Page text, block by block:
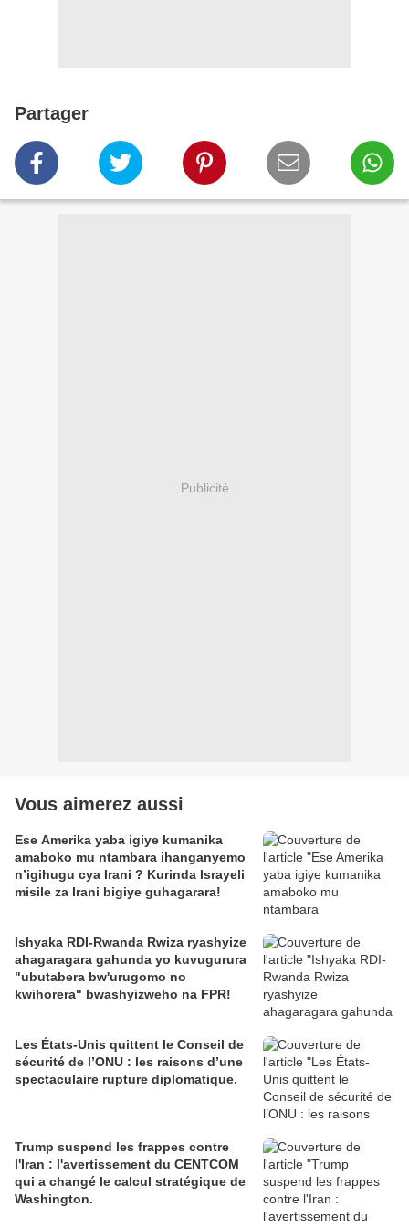
Partager
Publicité
Vous aimerez aussi
Ese Amerika yaba igiye kumanika
amaboko mu ntambara ihanganyemo
n’igihugu cya Irani ? Kurinda Israyeli
misile za Irani bigiye guhagarara!
Ishyaka RDI-Rwanda Rwiza ryashyize
ahagaragara gahunda yo kuvugurura
"ubutabera bw'urugomo no
kwihorera" bwashyizweho na FPR!
Les États-Unis quittent le Conseil de
sécurité de l’ONU : les raisons d’une
spectaculaire rupture diplomatique.
Trump suspend les frappes contre
l'Iran : l'avertissement du CENTCOM
qui a changé le calcul stratégique de
Washington.